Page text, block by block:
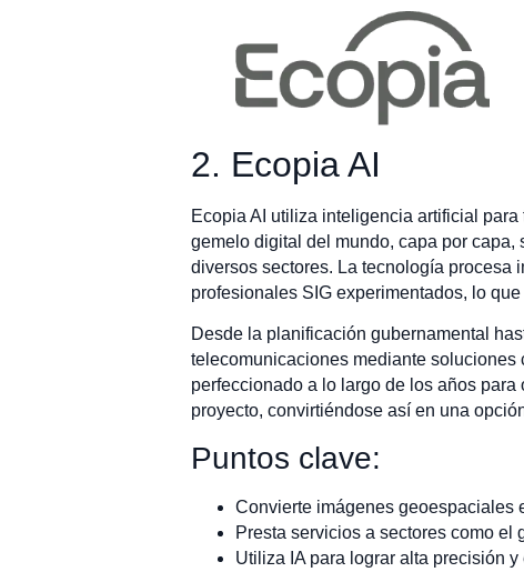
2. Ecopia AI
Ecopia AI utiliza inteligencia artificial
gemelo digital del mundo, capa por
diversos sectores. La tecnología procesa
profesionales SIG experimentados, lo
Desde la planificación gubernamental
telecomunicaciones mediante
perfeccionado a lo largo de los años
proyecto, convirtiéndose así en una
Puntos clave:
Convierte imágenes geoespaciales
Presta servicios a sectores como
Utiliza IA para lograr alta precisión